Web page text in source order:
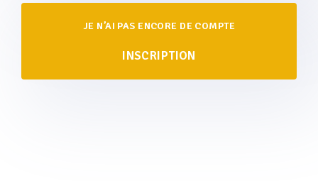
JE N’AI PAS ENCORE DE COMPTE
INSCRIPTION